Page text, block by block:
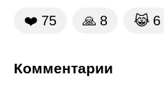
❤️ 75 🙏 8 😹 6
Комментарии